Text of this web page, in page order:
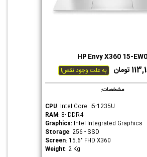
HP Envy X360 15-EW0
تومان به علت وجود نقص!
مشخصات:
CPU: Intel Core i5-1235U
RAM: 8- DDR4
Graphics: Intel Integrated Graphics
Storage: 256 - SSD
Screen: 15.6" FHD X360
Weight: 2 Kg